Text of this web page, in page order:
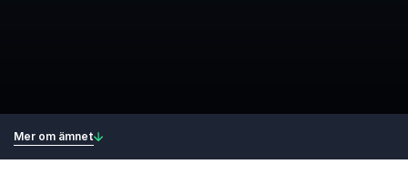
Mer om ämnet